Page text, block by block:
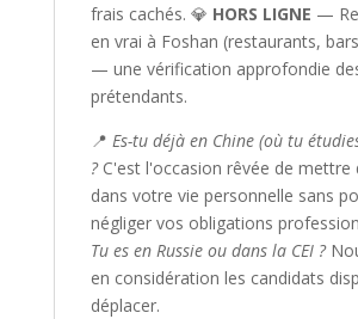
frais cachés. 💎 HORS LIGNE —
en vrai à Foshan (restaurants,
— une vérification approfondie
prétendants.
📍 Es-tu déjà en Chine (où tu
?C'est l'occasion rêvée de mettre
dans votre vie personnelle sans
négliger vos obligations
Tu es en Russie ou dans la CEI ?
en considération les candidats
déplacer.